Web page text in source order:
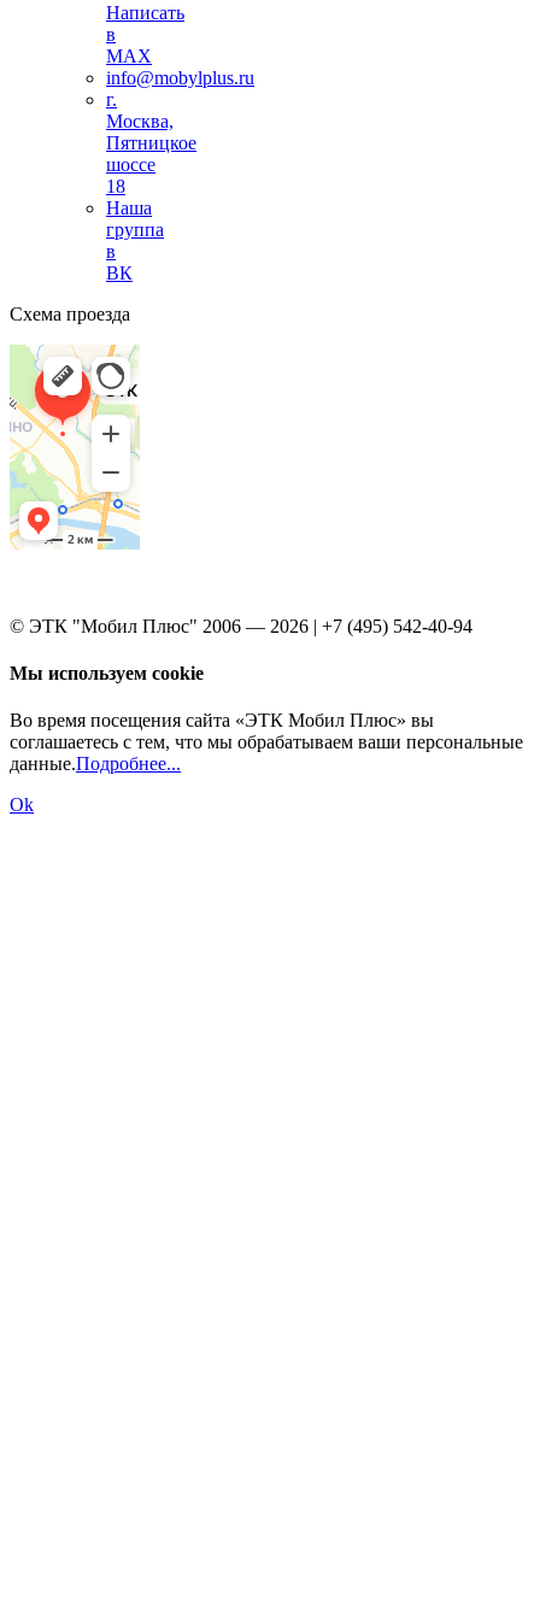
Написать
в
MAX
info@mobylplus.ru
г.
Москва,
Пятницкое
шоссе
18
Наша
группа
в
ВК
Схема проезда
© ЭТК "Мобил Плюс" 2006 — 2026 | +7 (495) 542-40-94
Мы используем cookie
Во время посещения сайта «ЭТК Мобил Плюс» вы
соглашаетесь с тем, что мы обрабатываем ваши персональные
данные.Подробнее...
Ok